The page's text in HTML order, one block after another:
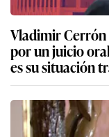
Vladimir
por un juicio
es su situación